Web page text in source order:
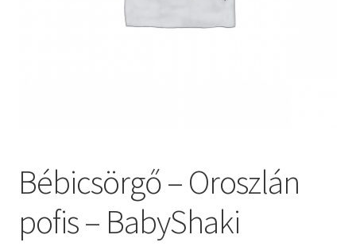
B.Toys termékeink
Bristle Blocks építőjátékok
Bébicsörgő – Oroszlán
pofis – BabyShaki